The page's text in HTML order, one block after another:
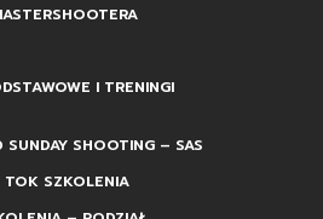
I TRENINGI
SUNDAY SHOOTING – SAS
TOK SZKOLENIA